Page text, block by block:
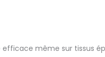
à son design
efficace même sur tissus